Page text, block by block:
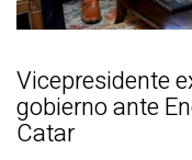
Vicepresidente
gobierno ante
Catar